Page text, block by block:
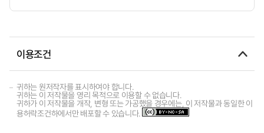
이용조건
귀하는 원저작자를 표시하여야 합니다.
귀하는 이 저작물을 영리 목적으로 이용할 수 없습니다.
귀하가 이 저작물을 개작, 변형 또는 가공했을 경우에는, 이 저작물과 동일한 이
용허락조건하에서만 배포할 수 있습니다.